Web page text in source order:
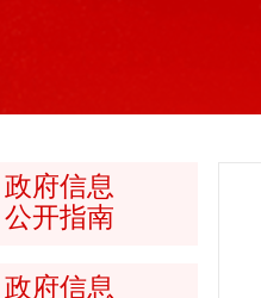
政府信息
公开指南
政府信息